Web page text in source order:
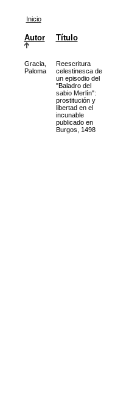
Inicio
Autor Título
Gracia,
Paloma
Reescritura
celestinesca de
un episodio del
"Baladro del
sabio Merlín":
prostitución y
libertad en el
incunable
publicado en
Burgos, 1498